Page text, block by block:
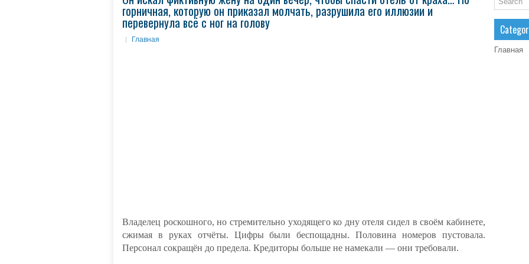
горничная, которую он приказал молчать, разрушила его иллюзии и
перевернула всё с ног на голову
Главная
Владелец роскошного, но стремительно уходящего ко дну отеля сидел в своём кабинете,
сжимая в руках отчёты. Цифры были беспощадны. Половина номеров пустовала.
Персонал сокращён до предела. Кредиторы больше не намекали — они требовали.
Главная